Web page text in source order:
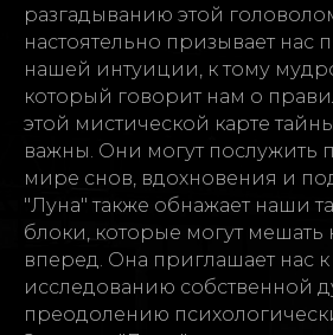
разгадыванию этой
настоятельно призывает нас
нашей интуиции, к тому
который говорит нам о
этой мистической карте
важны. Они могут послужить
мире снов, вдохновения и
"Луна" также обнажает наши
блоки, которые могут мешать
вперед. Она приглашает нас
исследованию собственной
преодолению